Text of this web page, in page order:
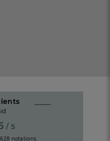
/ 5
628 notations